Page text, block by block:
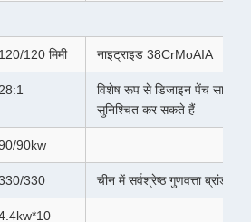
120/120 मिमी नाइट्राइड 38CrMoAIA
28:1
विशेष रूप से डिजाइन पेंच
सुनिश्चित कर सकते हैं
90kw
330 चीन में सर्वश्रेष्ठ गुणवत्ता ब्रांड,